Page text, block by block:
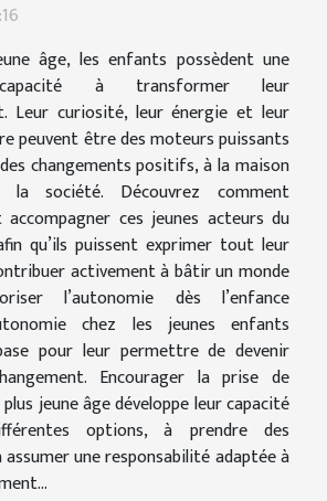
âge, les enfants possèdent une
à transformer leur
Leur curiosité, leur énergie et leur
peuvent être des moteurs puissants
changements positifs, à la maison
la société. Découvrez comment
ces jeunes acteurs du
qu’ils puissent exprimer tout leur
activement à bâtir un monde
l’autonomie dès l’enfance
chez les jeunes enfants
pour leur permettre de devenir
Encourager la prise de
jeune âge développe leur capacité
options, à prendre des
une responsabilité adaptée à